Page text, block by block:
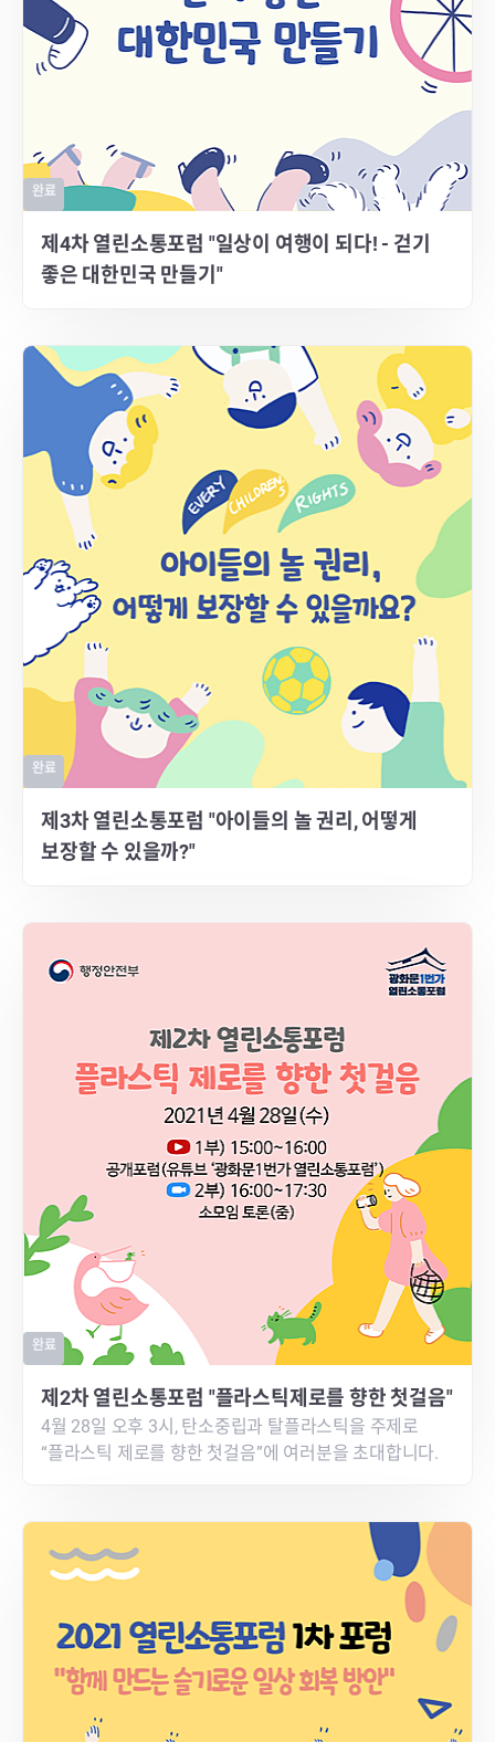
완료
제4차 열린소통포럼 "일상이 여행이 되다! - 걷기
좋은 대한민국 만들기"
완료
제3차 열린소통포럼 "아이들의 놀 권리, 어떻게
보장할 수 있을까?"
완료
제2차 열린소통포럼 "플라스틱제로를 향한 첫걸음"
4월 28일 오후 3시, 탄소중립과 탈플라스틱을 주제로
“플라스틱 제로를 향한 첫걸음”에 여러분을 초대합니다.